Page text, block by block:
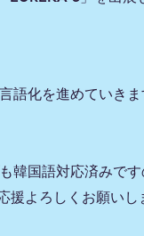
語化を進めていきま
国語対応済みです
援よろしくお願いし